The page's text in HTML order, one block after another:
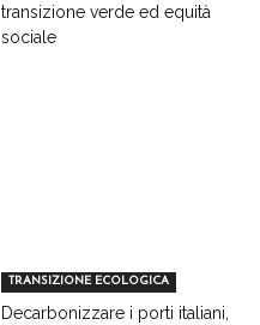
transizione verde ed equità
sociale
TRANSIZIONE ECOLOGICA
Decarbonizzare i porti italiani,